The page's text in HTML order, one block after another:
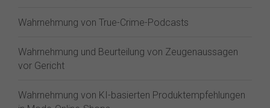
Wahrnehmung von True-Crime-Podcasts
Wahrnehmung und Beurteilung von Zeugenaussagen
vor Gericht
Wahrnehmung von KI-basierten Produktempfehlungen